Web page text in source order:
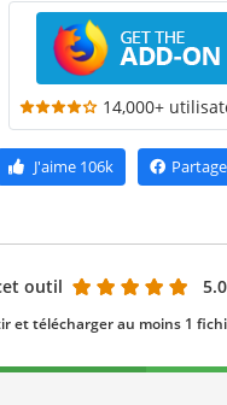
14,000+
J'aime106k
outil 5.0
et télécharger au moins 1